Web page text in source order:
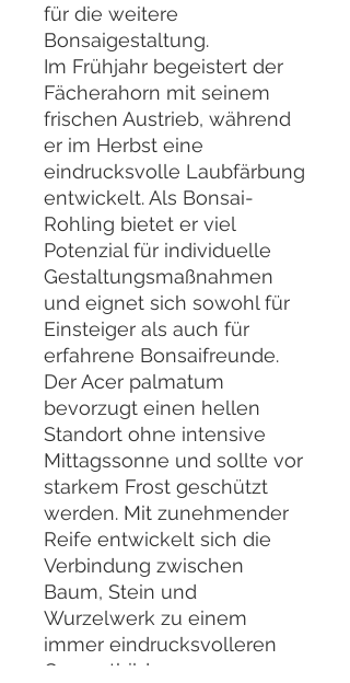
für die weitere
Bonsaigestaltung.
Im Frühjahr begeistert der
Fächerahorn mit seinem
frischen Austrieb, während
er im Herbst eine
eindrucksvolle Laubfärbung
entwickelt. Als Bonsai-
Rohling bietet er viel
Potenzial für individuelle
Gestaltungsmaßnahmen
und eignet sich sowohl für
Einsteiger als auch für
erfahrene Bonsaifreunde.
Der Acer palmatum
bevorzugt einen hellen
Standort ohne intensive
Mittagssonne und sollte vor
starkem Frost geschützt
werden. Mit zunehmender
Reife entwickelt sich die
Verbindung zwischen
Baum, Stein und
Wurzelwerk zu einem
immer eindrucksvolleren
Gesamtbild.